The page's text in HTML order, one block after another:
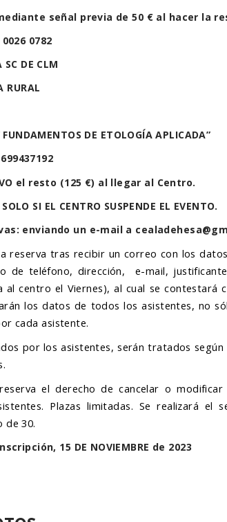
señal previa de 50 € al hacer la
0782
SC DE CLM
RURAL
DE ETOLOGÍA APLICADA”
el resto (125 €) al llegar al Centro.
SI EL CENTRO SUSPENDE EL EVENTO.
enviando un e-mail a
reserva tras recibir un correo con los
de teléfono, dirección, e-mail,
al centro el Viernes), al cual se contestará
los datos de todos los asistentes, no
cada asistente.
por los asistentes, serán tratados según
el derecho de cancelar o
Plazas limitadas. Se realizará el
de 30.
15 DE NOVIEMBRE de 2023